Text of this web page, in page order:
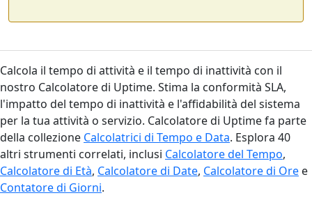
Calcola il tempo di attività e il tempo di inattività con il
nostro Calcolatore di Uptime. Stima la conformità SLA,
l'impatto del tempo di inattività e l'affidabilità del sistema
per la tua attività o servizio. Calcolatore di Uptime fa parte
della collezione Calcolatrici di Tempo e Data. Esplora 40
altri strumenti correlati, inclusi Calcolatore del Tempo,
Calcolatore di Età, Calcolatore di Date, Calcolatore di Ore e
Contatore di Giorni.